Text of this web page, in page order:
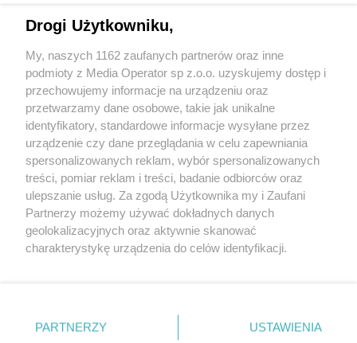
Wydawca mediówlokalnych
Nie zapomnij
zapoznać się z:
polityką prywatności regulamin korzystania z portali
Twojemiasto
Piekary Śląskie
Chorzów
Tarnowskie Góry
Gliwice
Skontakuj sięz nami
Kontakt
Wydawca
Redakcja
Drogi Użytkowniku,
My, naszych 1162 zaufanych partnerów oraz inne
podmioty z Media Operator sp z.o.o. uzyskujemy dostęp i
przechowujemy informacje na urządzeniu oraz
przetwarzamy dane osobowe, takie jak unikalne
identyfikatory, standardowe informacje wysyłane przez
urządzenie czy dane przeglądania w celu zapewniania
spersonalizowanych reklam, wybór spersonalizowanych
treści, pomiar reklam i treści, badanie odbiorców oraz
ulepszanie usług. Za zgodą Użytkownika my i Zaufani
Partnerzy możemy używać dokładnych danych
geolokalizacyjnych oraz aktywnie skanować
charakterystykę urządzenia do celów identyfikacji.
zmienić/wycofać klikając przycisk ustawień prywatności
znajdujący się w lewym dolnym rogu strony
PARTNERZY USTAWIENIA